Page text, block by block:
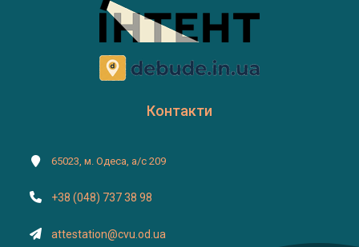
Контакти
65023, м. Одеса, а/с 209
+38 (048) 737 38 98
attestation@cvu.od.ua